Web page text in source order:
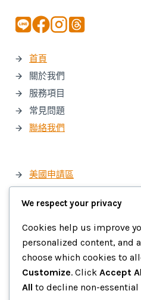
首頁
關於我們
服務項目
常見問題
聯絡我們
美國申請區
澳紐申請區
英國申請區
歐洲申請區
亞洲申請區
語言學校/冬夏令營申請區
We respect your privacy
Cookies help us improve
personalized content, and
choose which cookies to
Customize. Click Accept
All to decline non-essential